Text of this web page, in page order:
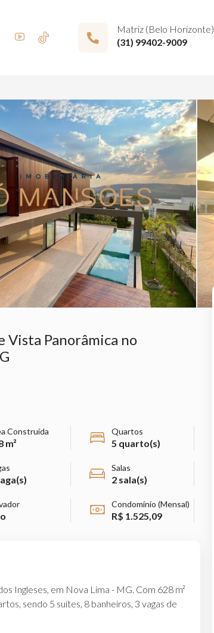
Matriz (Belo Horizonte)
(31) 99402-9009
Vista Panorâmica no
Construída
m²
Quartos
5 quarto(s)
Salas
2 sala(s)
Condomínio (Mensal)
R$ 1.525,09
Ingleses, em Nova Lima - MG. Com 628 m²
sendo 5 suítes, 8 banheiros, 3 vagas de